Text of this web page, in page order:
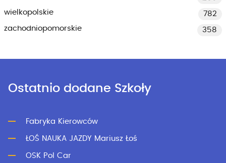
wielkopolskie
782
zachodniopomorskie
358
Ostatnio dodane Szkoły
Fabryka Kierowców
ŁOŚ NAUKA JAZDY Mariusz Łoś
OSK Pol Car